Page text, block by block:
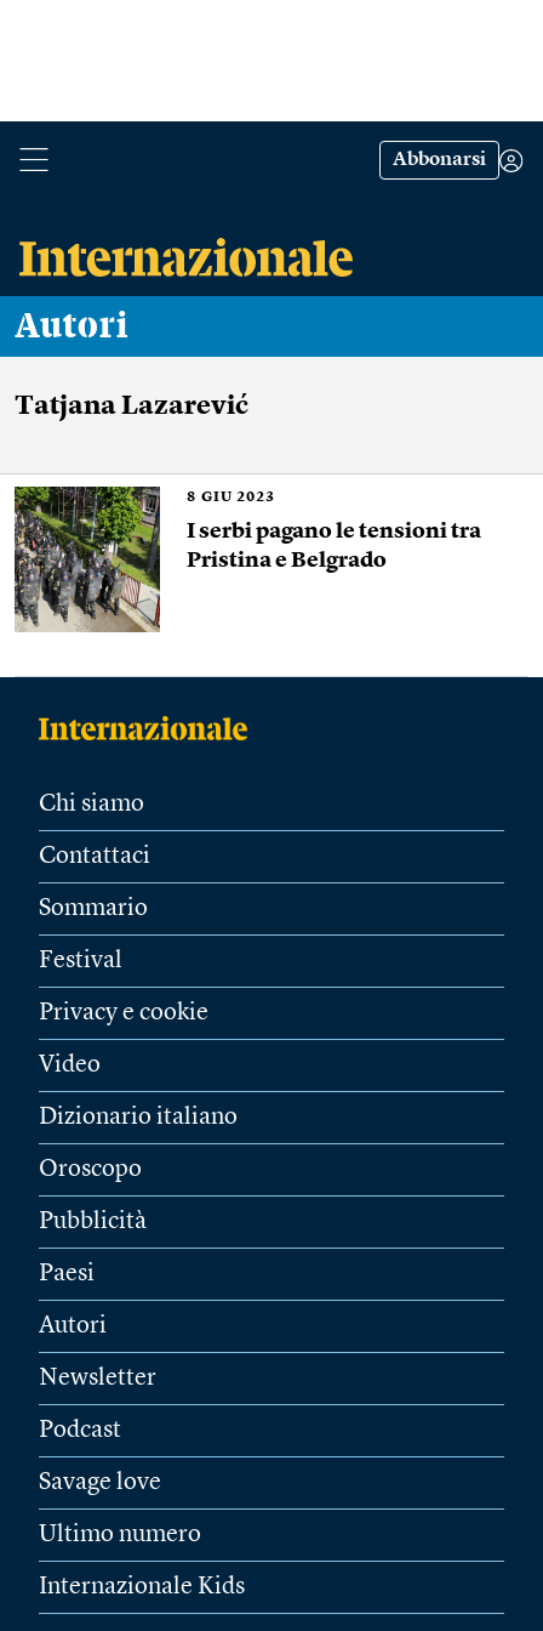
Abbonarsi
Autori
Tatjana Lazarević
8 GIU 2023
I serbi pagano le tensioni tra
Pristina e Belgrado
Chi siamo
Contattaci
Sommario
Festival
Privacy e cookie
Video
Dizionario italiano
Oroscopo
Pubblicità
Paesi
Autori
Newsletter
Podcast
Savage love
Ultimo numero
Internazionale Kids